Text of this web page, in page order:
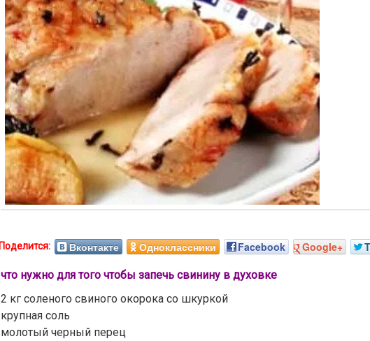
Вконтакте Одноклассники Facebook Google+
что нужно для того чтобы запечь свинину в духовке
2 кг соленого свиного окорока со шкуркой
крупная соль
молотый черный перец